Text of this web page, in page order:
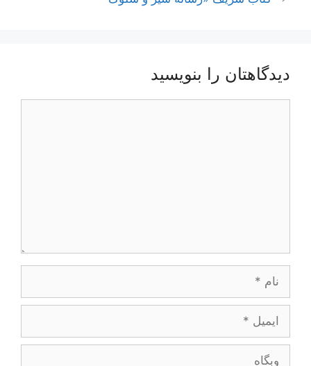
دیدگاهتان را بنویسید
وبگاه